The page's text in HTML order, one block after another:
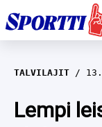
EM-
JÄÄKIEKKO
TALVILAJIT
Lempi